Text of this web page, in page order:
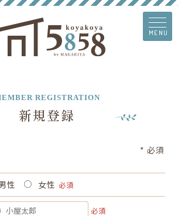
MENU
REGISTRATION
新規登録
* 必須
性 女性 必須
必須